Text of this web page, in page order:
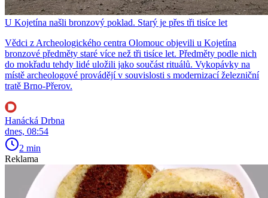
U Kojetína našli bronzový poklad. Starý je přes tři tisíce let
Vědci z Archeologického centra Olomouc objevili u Kojetína
bronzové předměty staré více než tři tisíce let. Předměty podle nich
do mokřadu tehdy lidé uložili jako součást rituálů. Vykopávky na
místě archeologové provádějí v souvislosti s modernizací železniční
tratě Brno-Přerov.
Hanácká Drbna
dnes, 08:54
2 min
Reklama